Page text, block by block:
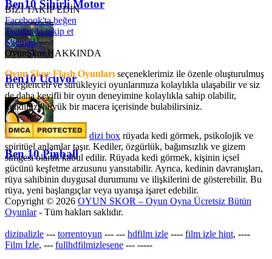
Ben10 Sihirli Motor
Ben10 Uçuyor
Ben 10 Pinball
BİZİ TAKİP EDİN
Facebook'ta beğen
Twitter'da takip et
Sitemap
OyunSkor HAKKINDA
Oyun Skor Flash Oyunları seçeneklerimiz ile özenle oluşturulmuş
en eğlenceli ve sürükleyici oyunlarımıza kolaylıkla ulaşabilir ve siz
de daha keyifli bir oyun deneyimine kolaylıkla sahip olabilir,
kendinizi büyük bir macera içerisinde bulabilirsiniz.
dizi box rüyada kedi görmek​, psikolojik ve
spiritüel anlamlar taşır. Kediler, özgürlük, bağımsızlık ve gizem
simgesi olarak kabul edilir. Rüyada kedi görmek, kişinin içsel
gücünü keşfetme arzusunu yansıtabilir. Ayrıca, kedinin davranışları,
rüya sahibinin duygusal durumunu ve ilişkilerini de gösterebilir. Bu
rüya, yeni başlangıçlar veya uyanışa işaret edebilir.
Copyright © 2026 OYUN SKOR – Oyun Oyna Ücretsiz Bütün
Oyunlar- Tüm hakları saklıdır.
dizipalizle --- torrentoyun --- --- hdfilm izle ---- film izle hint, ----
Film İzle, --- fullhdfilmizlesene --- -----